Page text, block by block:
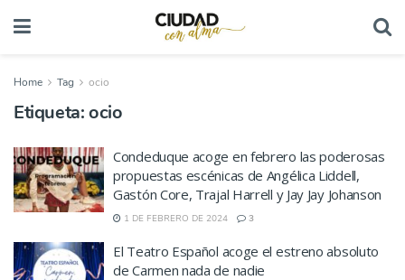
Home Tag ocio
Etiqueta:ocio
Condeduque acoge en febrero las poderosas
propuestas escénicas de Angélica Liddell,
Gastón Core, Trajal Harrell y Jay Jay Johanson
1 DE FEBRERO DE 2024 3
El Teatro Español acoge el estreno absoluto
de Carmen nada de nadie